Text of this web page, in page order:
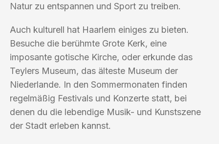
Natur zu entspannen und Sport zu treiben.
Auch kulturell hat Haarlem einiges zu bieten.
Besuche die berühmte Grote Kerk, eine
imposante gotische Kirche, oder erkunde das
Teylers Museum, das älteste Museum der
Niederlande. In den Sommermonaten finden
regelmäßig Festivals und Konzerte statt, bei
denen du die lebendige Musik- und Kunstszene
der Stadt erleben kannst.